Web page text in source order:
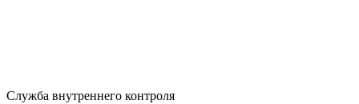
Служба внутреннего контроля